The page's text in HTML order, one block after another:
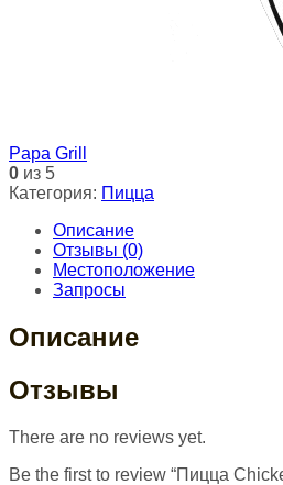
Papa Grill
0 из 5
Категория: Пицца
Описание
Отзывы (0)
Местоположение
Запросы
Описание
Отзывы
There are no reviews yet.
Be the first to review “Пицца